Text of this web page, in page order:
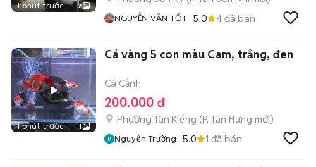
1 phút trước 9
NGUYỄN VĂN TỐT 5.0 4đã bán
1 phút trước 1
Cá vàng 5 con màu Cam, trắng, đen
Cá Cảnh
200.000 đ
Phường Tân Kiểng (P. Tân Hưng mới)
Nguyễn Trường 5.0 1 đã bán